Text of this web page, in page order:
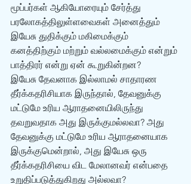
மூப்பர்கள் ஆகியோரையும் சேர்த்து
பரலோகத்திலுள்ளவைகள் அனைத்தும்
இயேசு துதிக்கும் மகிமைக்கும்
கனத்திற்கும் மற்றும் வல்லமைக்கும் என்றும்
பாத்திரர் என்று ஏன் கூறுகின்றன?
இயேசு தேவனாக இல்லாமல் சாதாரண
தீர்க்கதரிசியாக இருந்தால், தேவனுக்கு
மட்டுமே உரிய ஆராதனையிலிருந்து
தவறுவதாக அது இருக்குமல்லவா? அது
தேவனுக்கு மட்டுமே உரிய ஆராதனையாக
இருக்குமென்றால், அது இயேசு ஒரு
தீர்க்கதரிசியை விட மேலானவர் என்பதை
உறுதிப்படுத்துகிறது அல்லவா?